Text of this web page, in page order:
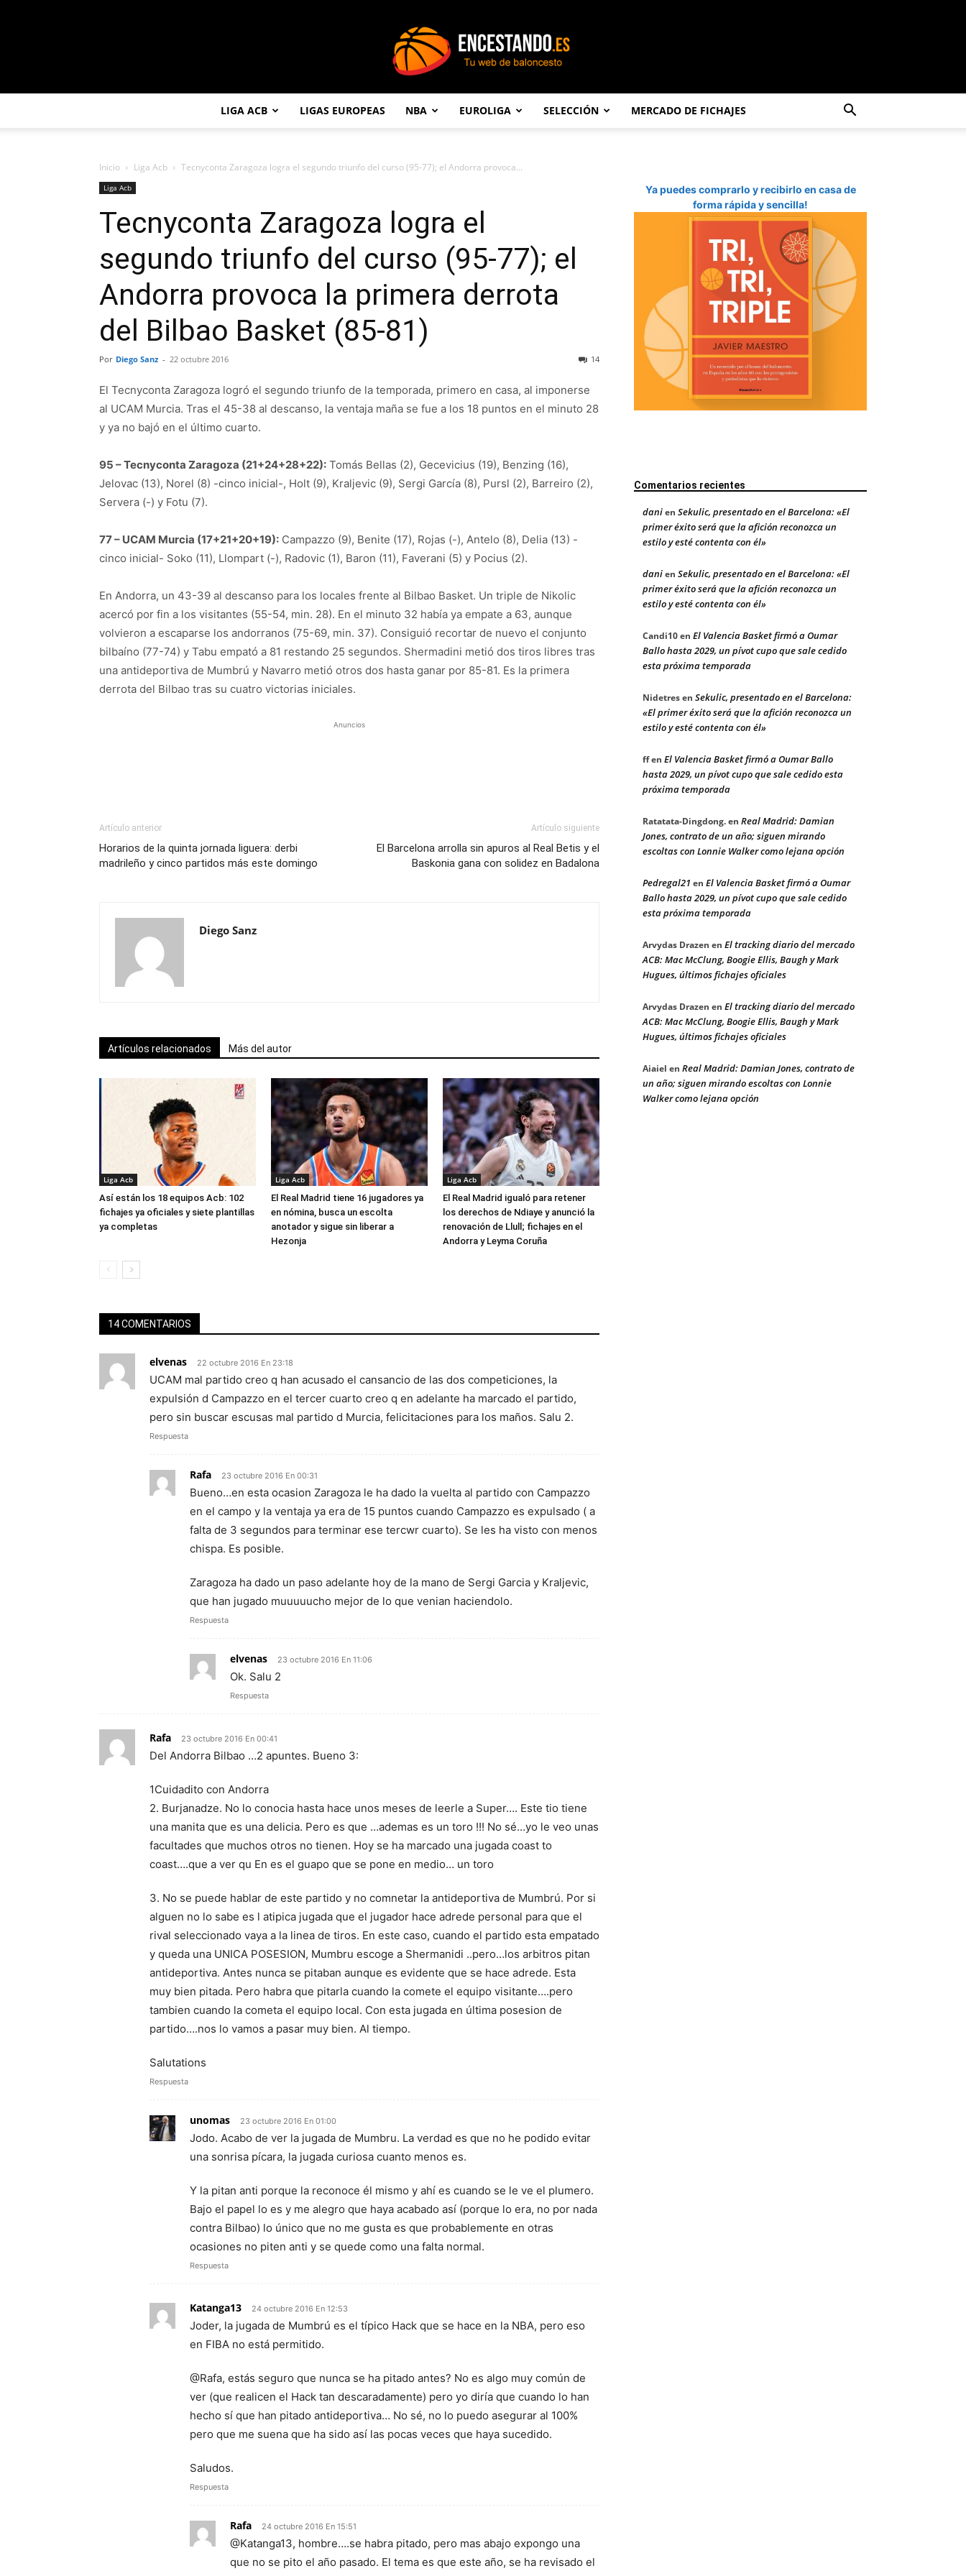
LIGA ACB LIGAS EUROPEAS NBA EUROLIGA SELECCIÓN MERCADO DE FICHAJES
Inicio Liga Acb Tecnyconta Zaragoza logra el segundo triunfo del curso (95-77); el Andorra provoca...
Liga Acb
Tecnyconta Zaragoza logra el
segundo triunfo del curso (95-77); el
Andorra provoca la primera derrota
del Bilbao Basket (85-81)
Por Diego Sanz - 22 octubre 2016 14
El Tecnyconta Zaragoza logró el segundo triunfo de la temporada, primero en casa, al imponerse
al UCAM Murcia. Tras el 45-38 al descanso, la ventaja maña se fue a los 18 puntos en el minuto 28
y ya no bajó en el último cuarto.
95 – Tecnyconta Zaragoza (21+24+28+22): Tomás Bellas (2), Gecevicius (19), Benzing (16),
Jelovac (13), Norel (8) -cinco inicial-, Holt (9), Kraljevic (9), Sergi García (8), Pursl (2), Barreiro (2),
Servera (-) y Fotu (7).
77 – UCAM Murcia (17+21+20+19): Campazzo (9), Benite (17), Rojas (-), Antelo (8), Delia (13) -
cinco inicial- Soko (11), Llompart (-), Radovic (1), Baron (11), Faverani (5) y Pocius (2).
En Andorra, un 43-39 al descanso para los locales frente al Bilbao Basket. Un triple de Nikolic
acercó por fin a los visitantes (55-54, min. 28). En el minuto 32 había ya empate a 63, aunque
volvieron a escaparse los andorranos (75-69, min. 37). Consiguió recortar de nuevo el conjunto
bilbaíno (77-74) y Tabu empató a 81 restando 25 segundos. Shermadini metió dos tiros libres tras
una antideportiva de Mumbrú y Navarro metió otros dos hasta ganar por 85-81. Es la primera
derrota del Bilbao tras su cuatro victorias iniciales.
Anuncios
Artículo anterior
Horarios de la quinta jornada liguera: derbi
madrileño y cinco partidos más este domingo
Artículo siguiente
El Barcelona arrolla sin apuros al Real Betis y el
Baskonia gana con solidez en Badalona
Diego Sanz
Artículos relacionados Más del autor
Liga Acb
Así están los 18 equipos Acb: 102
fichajes ya oficiales y siete plantillas
ya completas
Liga Acb
El Real Madrid tiene 16 jugadores ya
en nómina, busca un escolta
anotador y sigue sin liberar a
Hezonja
Liga Acb
El Real Madrid igualó para retener
los derechos de Ndiaye y anunció la
renovación de Llull; fichajes en el
Andorra y Leyma Coruña
14 COMENTARIOS
elvenas 22 octubre 2016 En 23:18
UCAM mal partido creo q han acusado el cansancio de las dos competiciones, la
expulsión d Campazzo en el tercer cuarto creo q en adelante ha marcado el partido,
pero sin buscar escusas mal partido d Murcia, felicitaciones para los maños. Salu 2.
Respuesta
Rafa 23 octubre 2016 En 00:31
Bueno…en esta ocasion Zaragoza le ha dado la vuelta al partido con Campazzo
en el campo y la ventaja ya era de 15 puntos cuando Campazzo es expulsado ( a
falta de 3 segundos para terminar ese tercwr cuarto). Se les ha visto con menos
chispa. Es posible.
Zaragoza ha dado un paso adelante hoy de la mano de Sergi Garcia y Kraljevic,
que han jugado muuuuucho mejor de lo que venian haciendolo.
Respuesta
elvenas 23 octubre 2016 En 11:06
Ok. Salu 2
Respuesta
Rafa 23 octubre 2016 En 00:41
Del Andorra Bilbao …2 apuntes. Bueno 3:
1Cuidadito con Andorra
2. Burjanadze. No lo conocia hasta hace unos meses de leerle a Super…. Este tio tiene
una manita que es una delicia. Pero es que …ademas es un toro !!! No sé…yo le veo unas
facultades que muchos otros no tienen. Hoy se ha marcado una jugada coast to
coast….que a ver qu En es el guapo que se pone en medio… un toro
3. No se puede hablar de este partido y no comnetar la antideportiva de Mumbrú. Por si
alguen no lo sabe es l atipica jugada que el jugador hace adrede personal para que el
rival seleccionado vaya a la linea de tiros. En este caso, cuando el partido esta empatado
y queda una UNICA POSESION, Mumbru escoge a Shermanidi ..pero…los arbitros pitan
antideportiva. Antes nunca se pitaban aunque es evidente que se hace adrede. Esta
muy bien pitada. Pero habra que pitarla cuando la comete el equipo visitante….pero
tambien cuando la cometa el equipo local. Con esta jugada en última posesion de
partido….nos lo vamos a pasar muy bien. Al tiempo.
Salutations
Respuesta
unomas 23 octubre 2016 En 01:00
Jodo. Acabo de ver la jugada de Mumbru. La verdad es que no he podido evitar
una sonrisa pícara, la jugada curiosa cuanto menos es.
Y la pitan anti porque la reconoce él mismo y ahí es cuando se le ve el plumero.
Bajo el papel lo es y me alegro que haya acabado así (porque lo era, no por nada
contra Bilbao) lo único que no me gusta es que probablemente en otras
ocasiones no piten anti y se quede como una falta normal.
Respuesta
Katanga13 24 octubre 2016 En 12:53
Joder, la jugada de Mumbrú es el típico Hack que se hace en la NBA, pero eso
en FIBA no está permitido.
@Rafa, estás seguro que nunca se ha pitado antes? No es algo muy común de
ver (que realicen el Hack tan descaradamente) pero yo diría que cuando lo han
hecho sí que han pitado antideportiva… No sé, no lo puedo asegurar al 100%
pero que me suena que ha sido así las pocas veces que haya sucedido.
Saludos.
Respuesta
Rafa 24 octubre 2016 En 15:51
@Katanga13, hombre….se habra pitado, pero mas abajo expongo una
que no se pito el año pasado. El tema es que este año, se ha revisado el
Ya puedes comprarlo y recibirlo en casa de
forma rápida y sencilla!
Comentarios recientes
danien Sekulic, presentado en el Barcelona: «El
primer éxito será que la afición reconozca un
estilo y esté contenta con él»
danien Sekulic, presentado en el Barcelona: «El
primer éxito será que la afición reconozca un
estilo y esté contenta con él»
Candi10en El Valencia Basket firmó a Oumar
Ballo hasta 2029, un pívot cupo que sale cedido
esta próxima temporada
Nidetresen Sekulic, presentado en el Barcelona:
«El primer éxito será que la afición reconozca un
estilo y esté contenta con él»
ffen El Valencia Basket firmó a Oumar Ballo
hasta 2029, un pívot cupo que sale cedido esta
próxima temporada
Ratatata-Dingdong.en Real Madrid: Damian
Jones, contrato de un año; siguen mirando
escoltas con Lonnie Walker como lejana opción
Pedregal21 en El Valencia Basket firmó a Oumar
Ballo hasta 2029, un pívot cupo que sale cedido
esta próxima temporada
Arvydas Drazen en El tracking diario del mercado
ACB: Mac McClung, Boogie Ellis, Baugh y Mark
Hugues, últimos fichajes oficiales
Arvydas Drazen en El tracking diario del mercado
ACB: Mac McClung, Boogie Ellis, Baugh y Mark
Hugues, últimos fichajes oficiales
Aiaiel en Real Madrid: Damian Jones, contrato de
un año; siguen mirando escoltas con Lonnie
Walker como lejana opción